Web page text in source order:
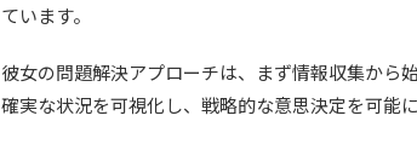
ています。
彼女の問題解決アプローチは、まず情報収集から
確実な状況を可視化し、戦略的な意思決定を可能